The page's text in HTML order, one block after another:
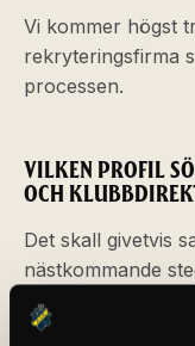
Vi kommer högst
rekryteringsfirma
processen.
VILKEN PROFIL
OCH
Det skall givetvis
nästkommande
en klubbdirektör/
strategi med en